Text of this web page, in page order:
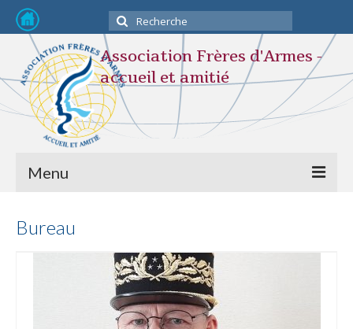
Rechercher
:
Association Frères d'Armes -
accueil et amitié
Menu
STATUTS
Composition du Bureau
Bureau